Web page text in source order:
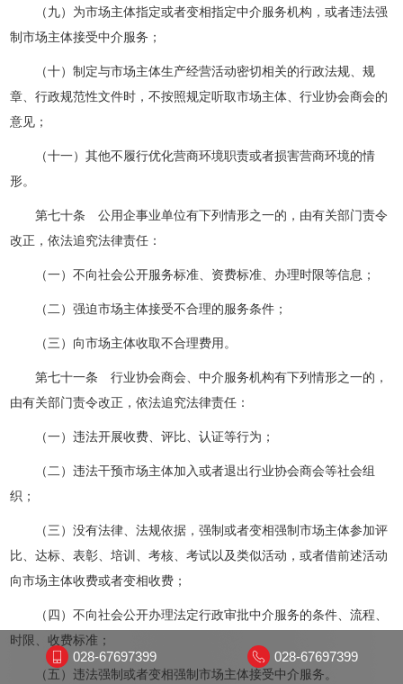
（九）为市场主体指定或者变相指定中介服务机构，或者违法强
制市场主体接受中介服务；
（十）制定与市场主体生产经营活动密切相关的行政法规、规
章、行政规范性文件时，不按照规定听取市场主体、行业协会商会的
意见；
（十一）其他不履行优化营商环境职责或者损害营商环境的情
形。
第七十条 公用企事业单位有下列情形之一的，由有关部门责令
改正，依法追究法律责任：
（一）不向社会公开服务标准、资费标准、办理时限等信息；
（二）强迫市场主体接受不合理的服务条件；
（三）向市场主体收取不合理费用。
第七十一条 行业协会商会、中介服务机构有下列情形之一的，
由有关部门责令改正，依法追究法律责任：
（一）违法开展收费、评比、认证等行为；
（二）违法干预市场主体加入或者退出行业协会商会等社会组
织；
（三）没有法律、法规依据，强制或者变相强制市场主体参加评
比、达标、表彰、培训、考核、考试以及类似活动，或者借前述活动
向市场主体收费或者变相收费；
（四）不向社会公开办理法定行政审批中介服务的条件、流程、
时限、收费标准；
（五）违法强制或者变相强制市场主体接受中介服务。
028-67697399
028-67697399